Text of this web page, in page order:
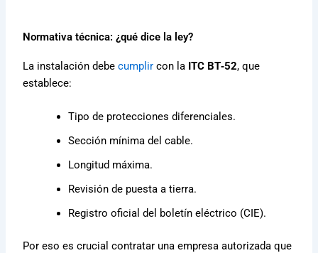
Normativa técnica: ¿qué dice la ley?
La instalación debecumplircon la ITC BT‑52, que
establece:
Tipo de protecciones diferenciales.
Sección mínima del cable.
Longitud máxima.
Revisión de puesta a tierra.
Registro oficial del boletín eléctrico (CIE).
Por eso es crucial contratar una empresa autorizada que